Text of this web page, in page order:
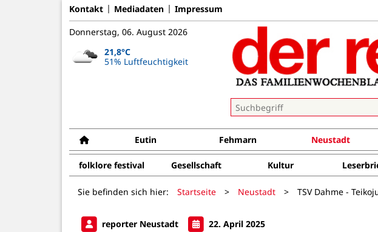
Kontakt Mediadaten Impressum
Donnerstag, 06. August 2026
21,8°C
51% Luftfeuchtigkeit
Eutin Fehmarn Neustadt
folklore festival Gesellschaft Kultur
Sie befinden sich hier: Startseite > Neustadt > TSV Dahme -
reporter Neustadt 22. April 2025